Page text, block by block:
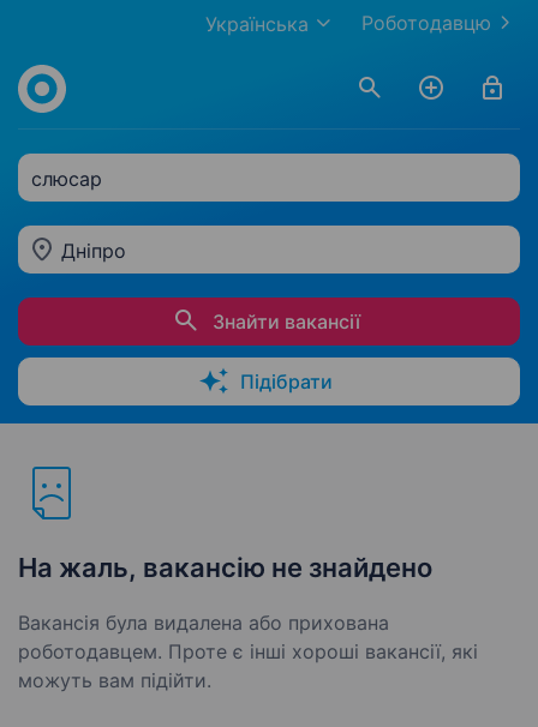
Роботодавцю
Українська
слюсар
Дніпро
Знайти вакансії
Підібрати
На жаль, вакансію не знайдено
Вакансія була видалена або прихована
роботодавцем. Проте є інші хороші вакансії, які
можуть вам підійти.